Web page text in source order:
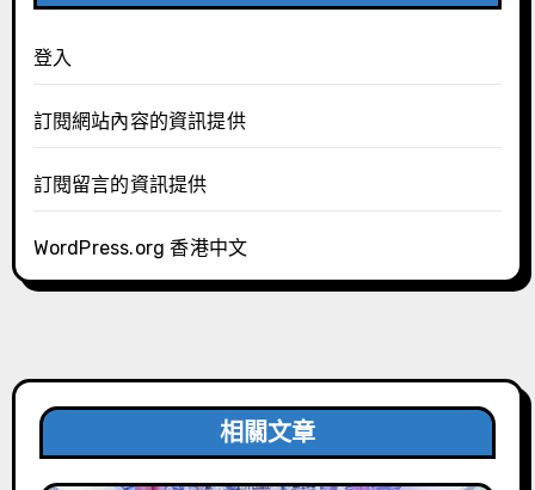
登入
訂閱網站內容的資訊提供
訂閱留言的資訊提供
WordPress.org 香港中文
相關文章